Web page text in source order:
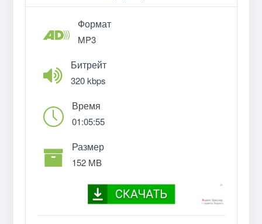
Формат
MP3
Битрейт
320 kbps
Время
01:05:55
Размер
152 MB